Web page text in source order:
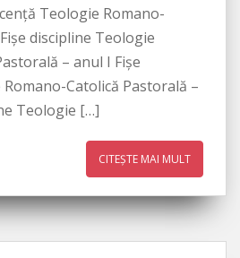
Teologie Romano-
discipline Teologie
– anul I Fișe
Catolică Pastorală –
Teologie […]
CITEȘTE MAI MULT